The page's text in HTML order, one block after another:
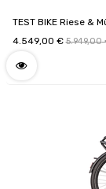
TEST BIKE Riese &
cm / Cockpit Kiox
4.549,00 € 5.949,00